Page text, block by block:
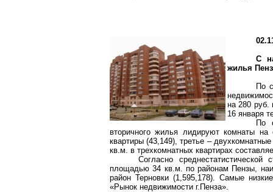
С
жилья
По
на 280 руб.
16 января
По
вторичного жилья лидируют комнаты
квартиры (43,149), третье –
кв.м. в трехкомнатных квартирах
Согласно
площадью 34 кв.м. по районам Пензы,
район Терновки (1,595,178). Самые
«Рынок недвижимости г.Пенза».